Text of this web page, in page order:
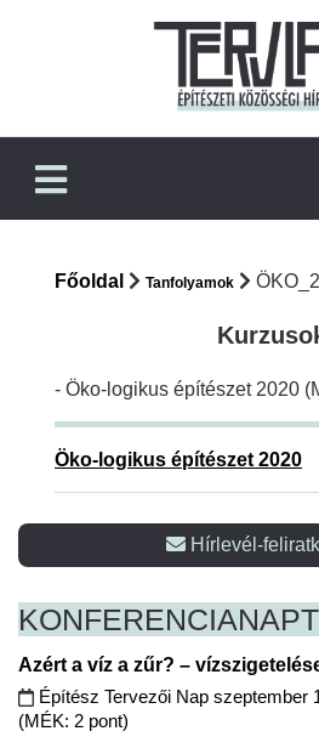
Főoldal Tanfolyamok
- Öko-logikus építészet 2020
Öko-logikus építészet 2020
Hírlevél-
KONFERENCIA
Azért a víz a zűr? –
Építész Tervezői Nap szeptember
(MÉK: 2 pont)